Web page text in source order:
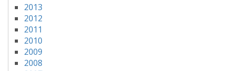
2013
2012
2011
2010
2009
2008